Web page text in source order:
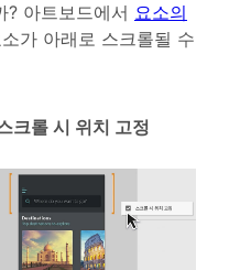
? 아트보드에서 요소의
가 아래로 스크롤될 수
크롤 시 위치 고정